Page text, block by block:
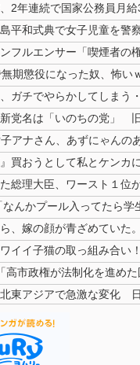
ガチでやらかしてしまう
イイ子猫の取っ組み合い！
東アジアで急激な変化 日